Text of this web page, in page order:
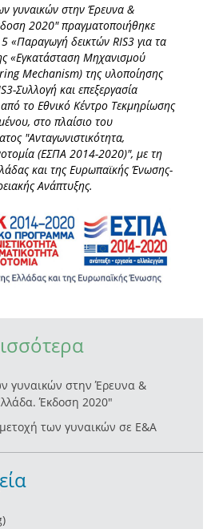
γυναικών στην Έρευνα &
2020" πραγματοποιήθηκε
«Παραγωγή δεικτών RIS3 για τα
«Εγκατάσταση Μηχανισμού
Mechanism) της υλοποίησης
Συλλογή και επεξεργασία
το Εθνικό Κέντρο Τεκμηρίωσης
στο πλαίσιο του
"Ανταγωνιστικότητα,
(ΕΣΠΑ 2014-2020)", με τη
και της Ευρωπαϊκής Ένωσης-
Ανάπτυξης.
γυναικών στην Έρευνα &
Έκδοση 2020"
των γυναικών σε Ε&Α